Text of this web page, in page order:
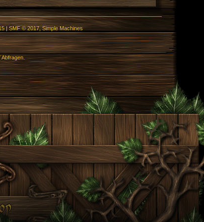
| SMF © 2017,Simple Machines